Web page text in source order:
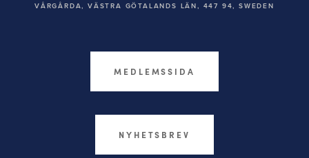
VÅRGÅRDA, VÄSTRA GÖTALANDS LÄN, 447 94, SWEDEN
MEDLEMSSIDA
NYHETSBREV